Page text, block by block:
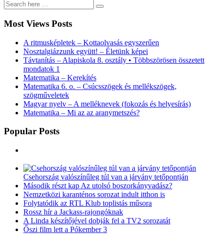
Most Views Posts
A ritmusképletek – Kottaolvasás egyszerűen
Nosztalgiázzunk együtt! – Életünk képei
Távtanítás – Alapiskola 8. osztály • Többszörösen összetett
mondatok 1
Matematika – Kerekítés
Matematika 6. o. – Csúcsszögek és mellékszögek,
szögműveletek
Magyar nyelv – A melléknevek (fokozás és helyesírás)
Matematika – Mi az az aranymetszés?
Popular Posts
Csehország valószínűleg túl van a járvány tetőpontján
Második részt kap Az utolsó boszorkányvadász?
Nemzetközi karanténos sorozat indult itthon is
Folytatódik az RTL Klub toplistás műsora
Rossz hír a Jackass-rajongóknak
A Linda készítőjével dobják fel a TV2 sorozatát
Őszi film lett a Pókember 3